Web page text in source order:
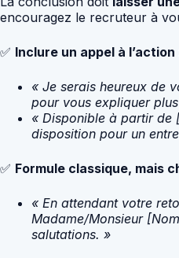
encouragez le recruteur à
✅ Inclure un appel à l’action
« Je serais heureux de
pour vous expliquer
« Disponible à partir de
disposition pour un
✅ Formule classique, mais
« En attendant votre
Madame/Monsieur
salutations. »